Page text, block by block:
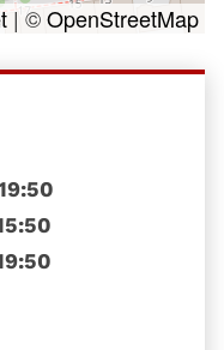
| ©OpenStreetMap